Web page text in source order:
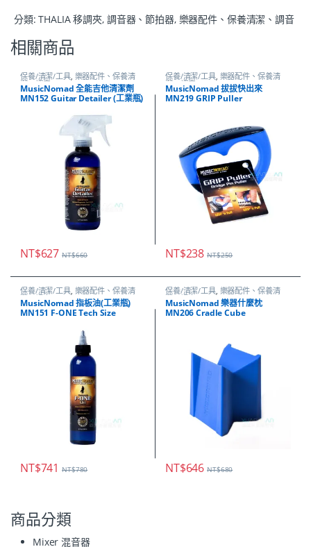
分類:THALIA 移調夾, 調音器、節拍器, 樂器配件、保養清潔、調音
相關商品
保養/清潔/工具, 樂器配件、保養清
潔、調音
MusicNomad 全能吉他清潔劑
MN152 Guitar Detailer (工業瓶)
NT$627 NT$660
保養/清潔/工具, 樂器配件、保養清
潔、調音
MusicNomad 拔拔快出來
MN219 GRIP Puller
NT$238 NT$250
保養/清潔/工具, 樂器配件、保養清
潔、調音
MusicNomad 指板油(工業瓶)
MN151 F-ONE Tech Size
NT$741 NT$780
保養/清潔/工具, 樂器配件、保養清
潔、調音
MusicNomad 樂器什麼枕
MN206 Cradle Cube
NT$646 NT$680
商品分類
Mixer 混音器